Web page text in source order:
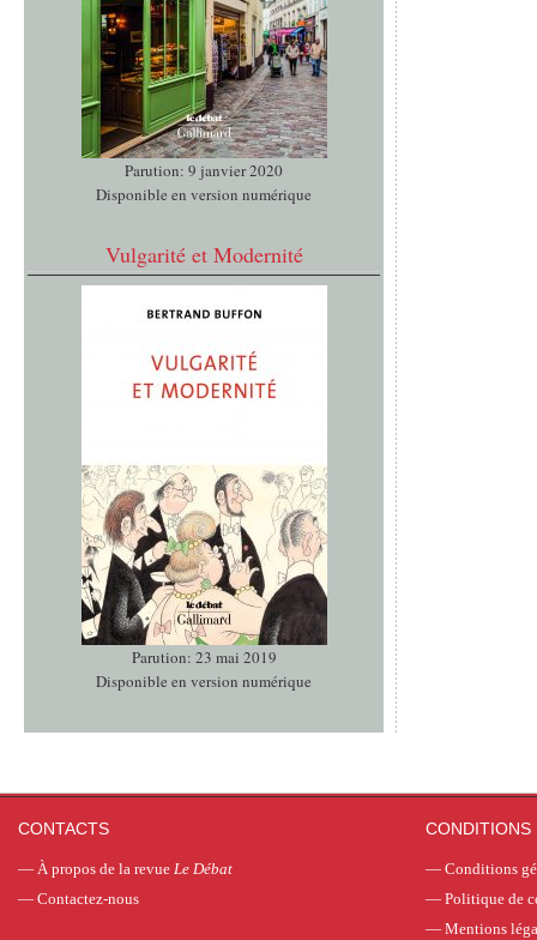
Parution: 9 janvier 2020
Disponible en version numérique
Vulgarité et Modernité
Parution: 23 mai 2019
Disponible en version numérique
CONTACTS
— À propos de la revue Le Débat
— Contactez-nous
CONDITIONS
— Conditions
— Politique de
— Mentions